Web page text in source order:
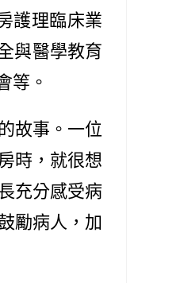
護理臨床業
與醫學教育
等。
故事。一位
時，就很想
充分感受病
勵病人，加